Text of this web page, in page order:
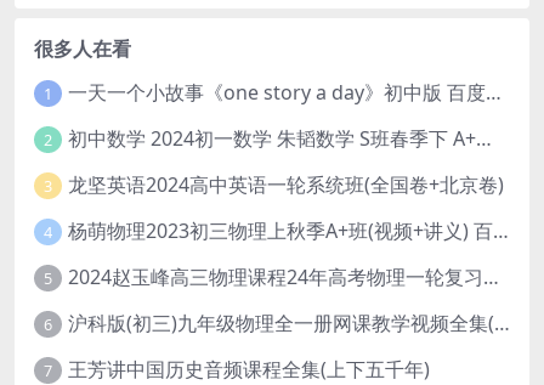
很多人在看
1 一天一个小故事《one story a day》初中版 百度网盘分享下载
2 初中数学 2024初一数学 朱韬数学 S班春季下 A+班春季下 百度云网盘
3 龙坚英语2024高中英语一轮系统班(全国卷+北京卷)
4 杨萌物理2023初三物理上秋季A+班(视频+讲义) 百度网盘分享
5 2024赵玉峰高三物理课程24年高考物理一轮复习网课教程
6 沪科版(初三)九年级物理全一册网课教学视频全集(录播版 杜春雨 66讲)
7 王芳讲中国历史音频课程全集(上下五千年)